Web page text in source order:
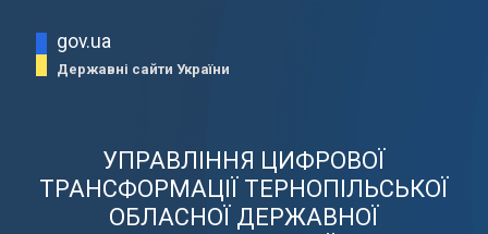
gov.ua
Державні сайти України
УПРАВЛІННЯ ЦИФРОВОЇ
ТРАНСФОРМАЦІЇ ТЕРНОПІЛЬСЬКОЇ
ОБЛАСНОЇ ДЕРЖАВНОЇ